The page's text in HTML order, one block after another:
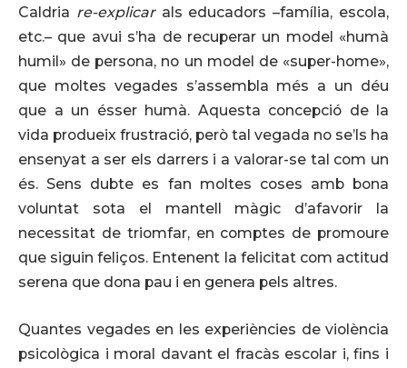
Caldria re-explicarals educadors –família, escola,
etc.– que avui s’ha de recuperar un model «humà
humil» de persona, no un model de «super-home»,
que moltes vegades s’assembla més a un déu
que a un ésser humà. Aquesta concepció de la
vida produeix frustració, però tal vegada no se’ls ha
ensenyat a ser els darrers i a valorar-se tal com un
és. Sens dubte es fan moltes coses amb bona
voluntat sota el mantell màgic d’afavorir la
necessitat de triomfar, en comptes de promoure
que siguin feliços. Entenent la felicitat com actitud
serena que dona pau i en genera pels altres.
Quantes vegades en les experiències de violència
psicològica i moral davant el fracàs escolar i, fins i